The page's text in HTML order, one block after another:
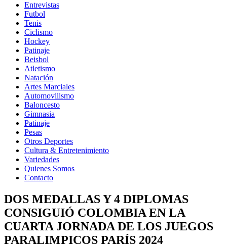
Entrevistas
Futbol
Tenis
Ciclismo
Hockey
Patinaje
Beisbol
Atletismo
Natación
Artes Marciales
Automovilismo
Baloncesto
Gimnasia
Patinaje
Pesas
Otros Deportes
Cultura & Entretenimiento
Variedades
Quienes Somos
Contacto
DOS MEDALLAS Y 4 DIPLOMAS
CONSIGUIÓ COLOMBIA EN LA
CUARTA JORNADA DE LOS JUEGOS
PARALIMPICOS PARÍS 2024